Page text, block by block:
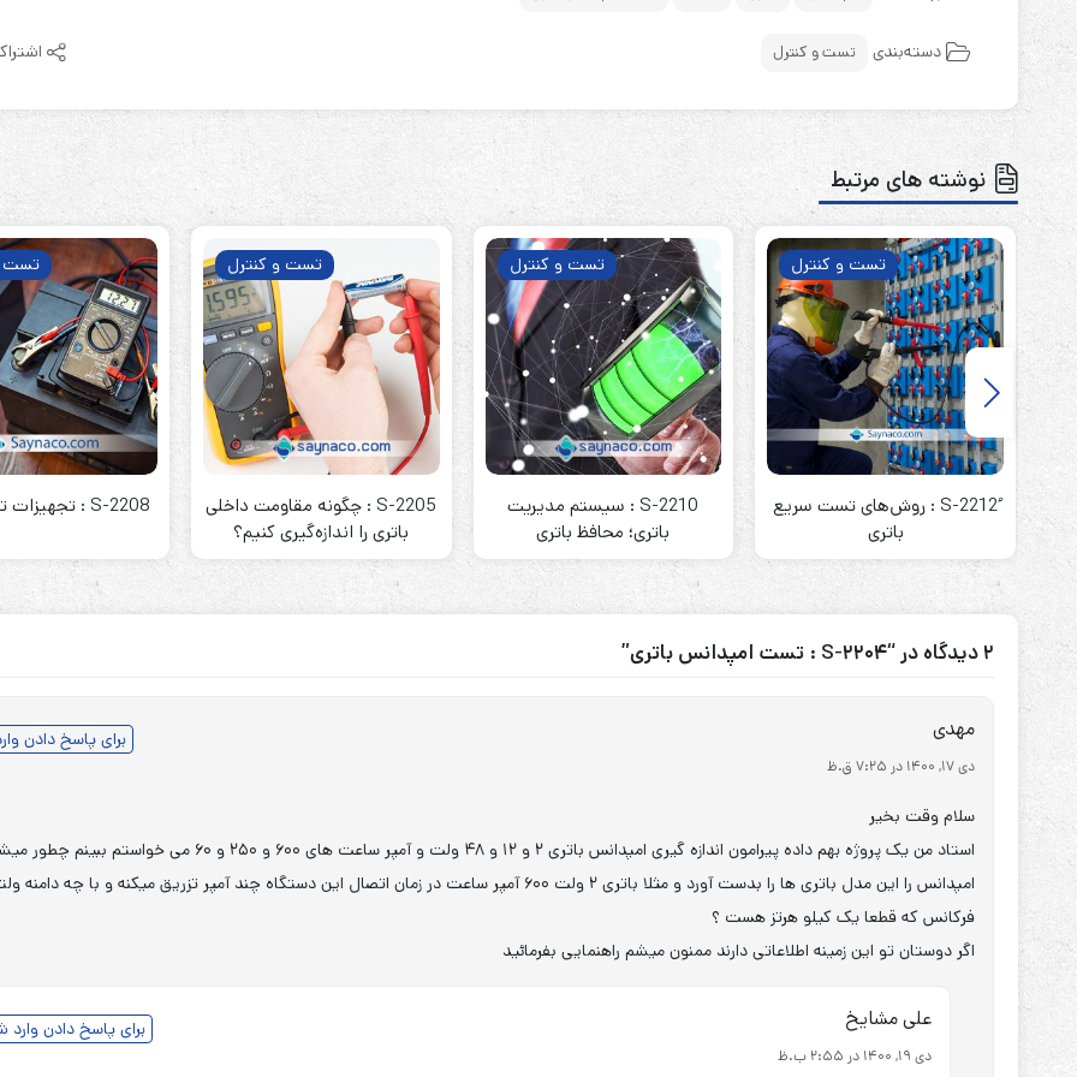
دسته‌بندی تست و کنترل
نوشته های مرتبط
تست و کنترل
ُS-2212 : روش‌های تست سریع
باتری
تست و کنترل
S-2210 : سیستم مدیریت
باتری؛ محافظ باتری
تست و کنترل
S-2205 : چگونه مقاومت داخلی
باتری را اندازه‌گیری کنیم؟
تست
S-2208 : تجهیزات تست باتری
2 دیدگاه در “S-2204 : تست امپدانس باتری”
مهدی
دی 17, 1400 در 7:25 ق.ظ
سلام وقت بخیر
استاد من یک پروژه بهم داده پیرامون اندازه گیری امپدانس باتری ۲ و ۱۲ و ۴۸ ولت و آمپر ساعت های ۶۰۰ و ۲۵۰ و ۶۰ می خواستم ببینم
امپدانس را این مدل باتری ها را بدست آورد و مثلا باتری ۲ ولت ۶۰۰ آمپر ساعت در زمان اتصال این دستگاه چند آمپر تزریق میکنه و با چه
فرکانس که قطعا یک کیلو هرتز هست ؟
اگر دوستان تو این زمینه اطلاعاتی دارند ممنون میشم راهنمایی بفرمائید
برای پاسخ دادن
علی مشایخ
دی 19, 1400 در 2:55 ب.ظ
برای پاسخ دادن وارد